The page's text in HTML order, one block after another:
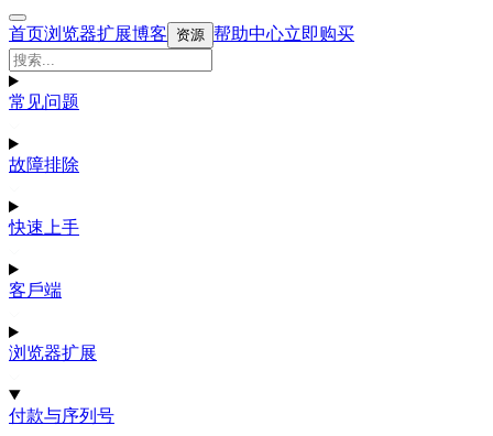
首页浏览器扩展博客 资源 帮助中心立即购买
常见问题
故障排除
快速上手
客戶端
浏览器扩展
付款与序列号